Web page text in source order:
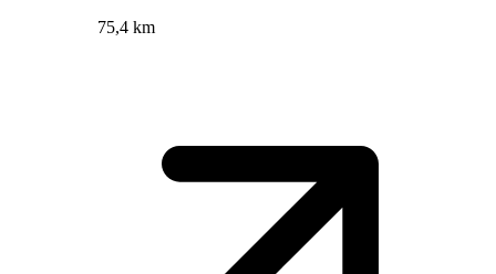
75,4 km